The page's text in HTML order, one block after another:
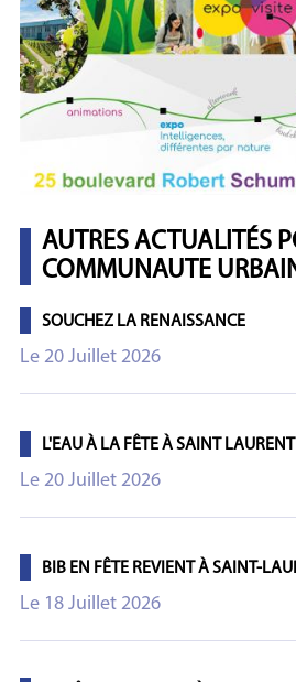
AUTRES ACTUALITÉS
COMMUNAUTE
SOUCHEZ LA RENAISSANCE
Le 20 Juillet 2026
L'EAU À LA FÊTE À SAINT
Le 20 Juillet 2026
BIB EN FÊTE REVIENT À SAINT-
Le 18 Juillet 2026